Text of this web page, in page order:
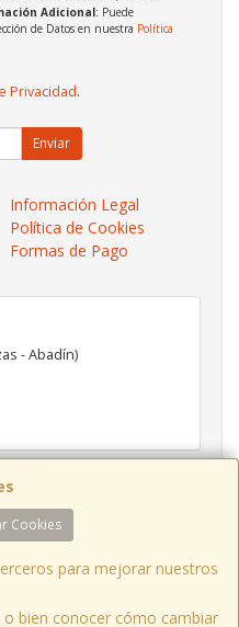
Cookies
para mejorar nuestros
bien conocer cómo cambiar
Adicional: Puede
de Datos en nuestra Política
Privacidad.
Enviar
Información Legal
Política de Cookies
Formas de Pago
- Abadín)
y de 16:00 a 20:00.
a 19:00